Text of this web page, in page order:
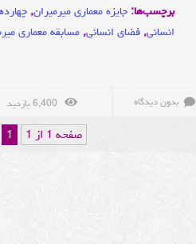
برچسب‌ها:جایزه معماری میرمیران,
انسانی,فضای انسانی,مسابقه معماری
بدون دیدگاه
صفحه 1 از 1 1